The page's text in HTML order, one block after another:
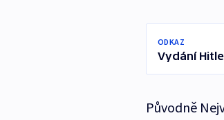
ODKAZ
Vydání
Původně